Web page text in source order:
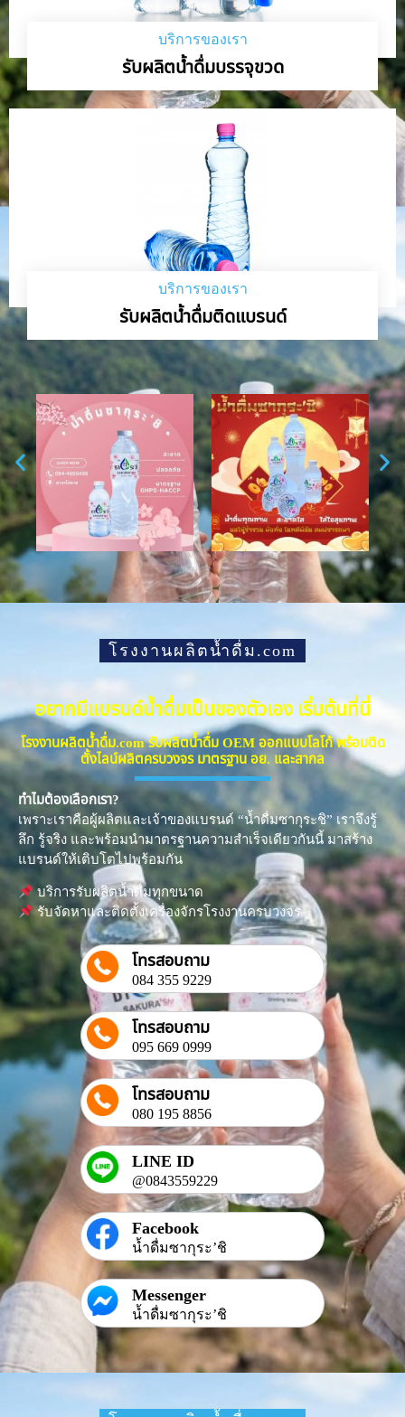
บริการของเรา
รับผลิตน้ำดื่มบรรจุขวด
บริการของเรา
รับผลิตน้ำดื่มติดแบรนด์
โรงงานผลิตน้ำดื่ม.com
อยากมีแบรนด์น้ำดื่มเป็นของตัวเอง เริ่มต้นที่นี่
โรงงานผลิตน้ำดื่ม.com รับผลิตน้ำดื่ม OEM ออกแบบโลโก้ พร้อมติด
ตั้งไลน์ผลิตครบวงจร มาตรฐาน อย. และสากล
ทำไมต้องเลือกเรา?
เพราะเราคือผู้ผลิตและเจ้าของแบรนด์ “น้ำดื่มซากุระชิ” เราจึงรู้
ลึก รู้จริง และพร้อมนำมาตรฐานความสำเร็จเดียวกันนี้ มาสร้าง
แบรนด์ให้เติบโตไปพร้อมกัน
บริการรับผลิตน้ำดื่มทุกขนาด
รับจัดหาและติดตั้งเครื่องจักรโรงงานครบวงจร
โทรสอบถาม
084 355 9229
โทรสอบถาม
095 669 0999
โทรสอบถาม
080 195 8856
LINE ID
@0843559229
Facebook
น้ำดื่มซากุระ’ชิ
Messenger
น้ำดื่มซากุระ’ชิ